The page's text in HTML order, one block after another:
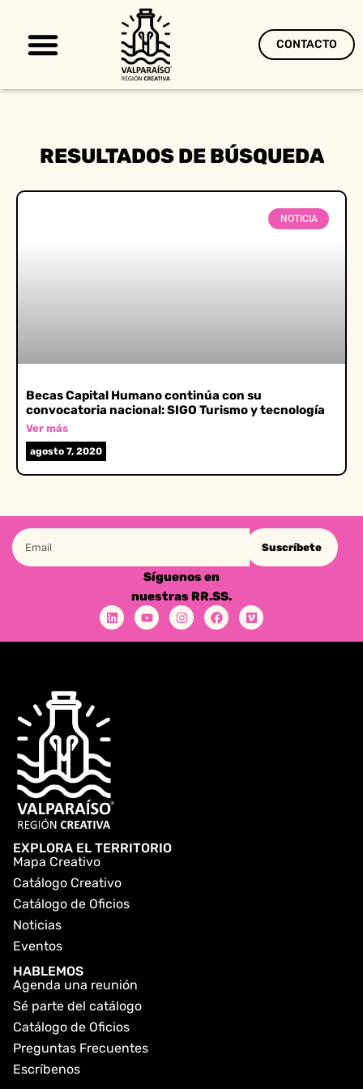
CONTACTO
RESULTADOS DE BÚSQUEDA
NOTICIA
Becas Capital Humano continúa con su
convocatoria nacional: SIGO Turismo y tecnología
Ver más
agosto 7, 2020
Suscríbete
Síguenos en
nuestras RR.SS.
EXPLORA EL TERRITORIO
Mapa Creativo
Catálogo Creativo
Catálogo de Oficios
Noticias
Eventos
HABLEMOS
Agenda una reunión
Sé parte del catálogo
Catálogo de Oficios
Preguntas Frecuentes
Escríbenos